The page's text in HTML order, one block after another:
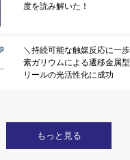
度を読み解いた！
＼持続可能な触媒反応に一
素ガリウムによる遷移金属
リールの光活性化に成功
もっと見る